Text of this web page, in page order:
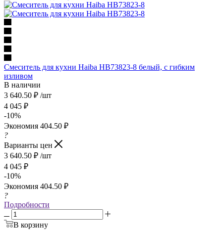
Смеситель для кухни Haiba HB73823-8 белый, с гибким
изливом
В наличии
3 640.50 ₽ /шт
4 045 ₽
-10%
Экономия 404.50 ₽
?
Варианты цен
3 640.50 ₽ /шт
4 045 ₽
-10%
Экономия 404.50 ₽
?
Подробности
В корзину